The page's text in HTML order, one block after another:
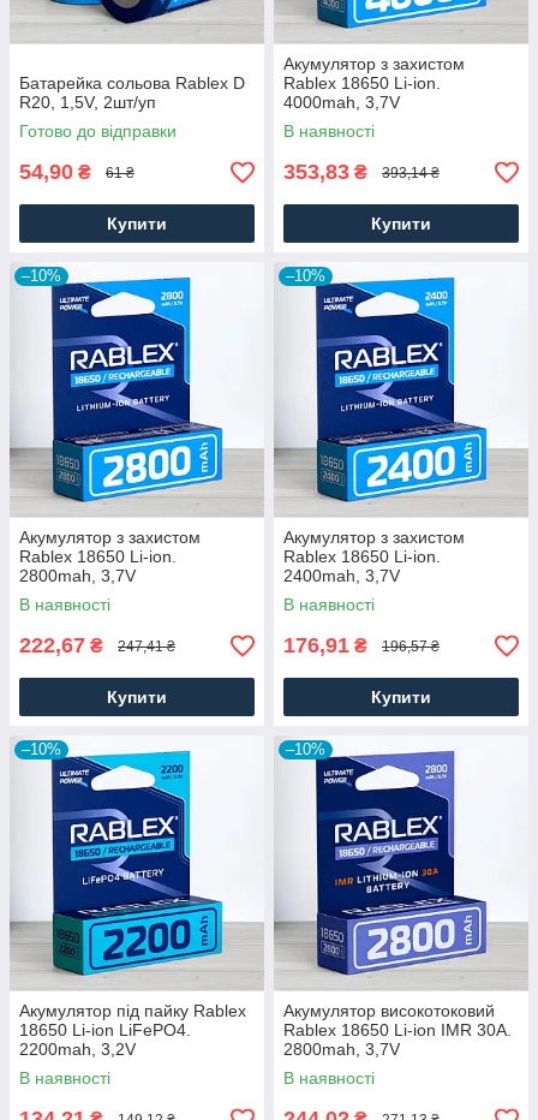
Батарейка сольова Rablex D
R20, 1,5V, 2шт/уп
Готово до відправки
54,90 ₴ 61 ₴
Купити
Акумулятор з захистом
Rablex 18650 Li-ion.
4000mah, 3,7V
В наявності
353,83 ₴ 393,14 ₴
Купити
–10%
Акумулятор з захистом
Rablex 18650 Li-ion.
2800mah, 3,7V
В наявності
222,67 ₴ 247,41 ₴
Купити
–10%
Акумулятор з захистом
Rablex 18650 Li-ion.
2400mah, 3,7V
В наявності
176,91 ₴ 196,57 ₴
Купити
–10%
Акумулятор під пайку Rablex
18650 Li-ion LiFePO4.
2200mah, 3,2V
В наявності
–10%
Акумулятор високотоковий
Rablex 18650 Li-ion IMR 30A.
2800mah, 3,7V
В наявності